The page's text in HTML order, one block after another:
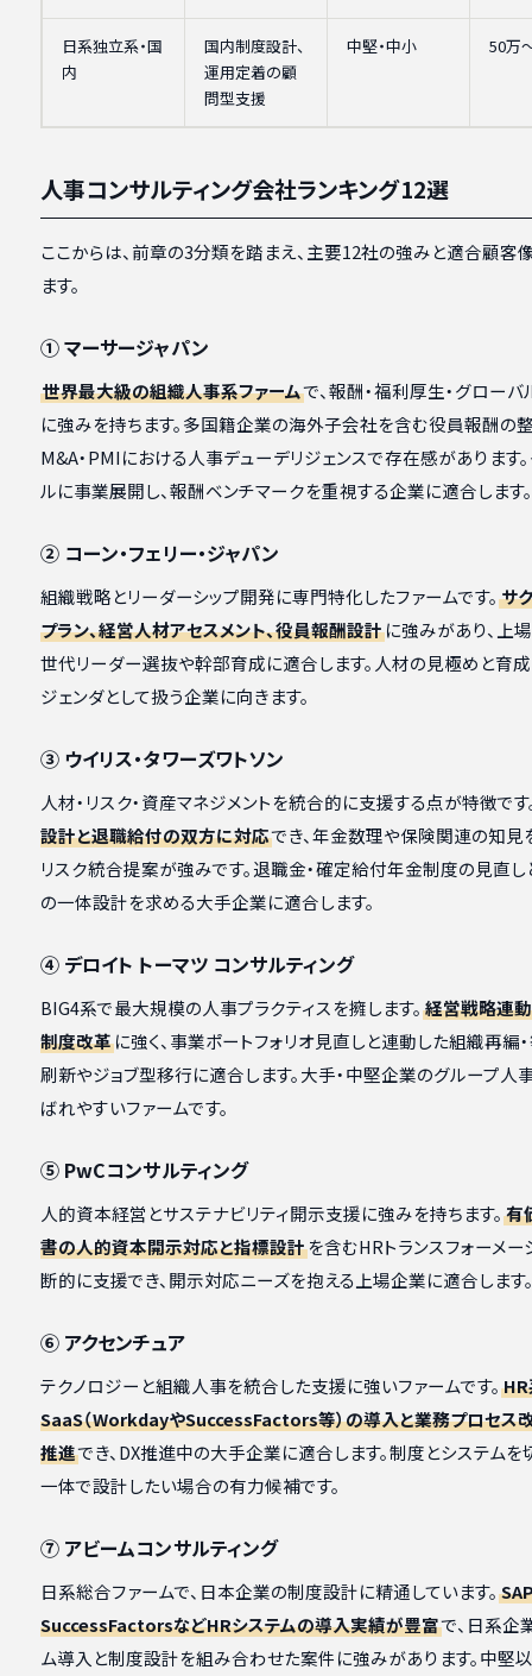
日系独立系・国
内
国内制度設計、
運用定着の顧
問型支援
中堅・中小 50万
人事コンサルティング会社ランキング12選
ここからは、前章の3分類を踏まえ、主要12社の強みと適合顧客
ます。
① マーサージャパン
世界最大級の組織人事系ファームで、報酬・福利厚生・グロー
に強みを持ちます。多国籍企業の海外子会社を含む役員報酬の
M&A・PMIにおける人事デューデリジェンスで存在感があります
ルに事業展開し、報酬ベンチマークを重視する企業に適合します。
② コーン・フェリー・ジャパン
組織戦略とリーダーシップ開発に専門特化したファームです。 サ
プラン、経営人材アセスメント、役員報酬設計に強みがあり、上
世代リーダー選抜や幹部育成に適合します。人材の見極めと育
ジェンダとして扱う企業に向きます。
③ ウイリス・タワーズワトソン
人材・リスク・資産マネジメントを統合的に支援する点が特徴です
設計と退職給付の双方に対応でき、年金数理や保険関連の知見
リスク統合提案が強みです。退職金・確定給付年金制度の見直
の一体設計を求める大手企業に適合します。
④ デロイト トーマツ コンサルティング
BIG4系で最大規模の人事プラクティスを擁します。 経営戦略連
制度改革に強く、事業ポートフォリオ見直しと連動した組織再編
刷新やジョブ型移行に適合します。大手・中堅企業のグループ人
ばれやすいファームです。
⑤ PwCコンサルティング
人的資本経営とサステナビリティ開示支援に強みを持ちます。 有
書の人的資本開示対応と指標設計を含むHRトランスフォーメー
断的に支援でき、開示対応ニーズを抱える上場企業に適合します
⑥ アクセンチュア
テクノロジーと組織人事を統合した支援に強いファームです。
SaaS（WorkdayやSuccessFactors等）の導入と業務プロセス
推進でき、DX推進中の大手企業に適合します。制度とシステムを
一体で設計したい場合の有力候補です。
⑦ アビームコンサルティング
日系総合ファームで、日本企業の制度設計に精通しています。
SuccessFactorsなどHRシステムの導入実績が豊富で、日系企
ム導入と制度設計を組み合わせた案件に強みがあります。中堅